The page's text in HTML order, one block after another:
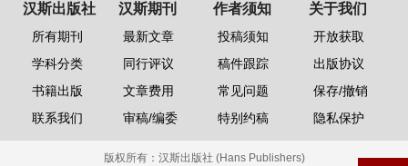
汉斯出版社
所有期刊
学科分类
书籍出版
联系我们
汉斯期刊
最新文章
同行评议
文章费用
审稿/编委
作者须知
投稿须知
稿件跟踪
常见问题
特别约稿
关于我们
开放获取
出版协议
保存/撤销
隐私保护
版权所有： 汉斯出版社 (Hans Publishers)